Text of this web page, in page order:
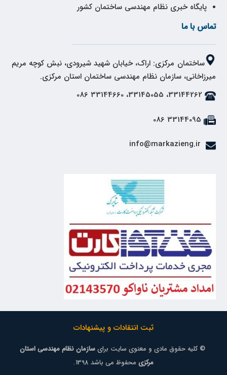
پایگاه خبری نظام مهندسی ساختمان کشور
تماس با ما
ساختمان مرکزی: اراک، خیابان شهید شیرودی، نبش کوچه مریم
میرزاخانی، سازمان نظام مهندسی ساختمان استان مرکزی.
33144262، 33145055، 33144660 086
33144095 086
ثبت انتقادات و پیشنهادات
© کلیه حقوق مادی و معنوی سایت برایسازمان نظام مهندسی استان
مرکزی محفوظ می باشد 1398.